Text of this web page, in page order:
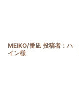
MEIKO/番凪 投稿者：ハ
イン様